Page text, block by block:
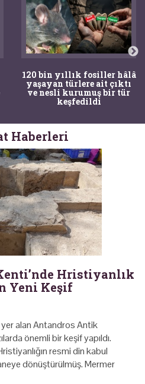
Bir torba kemik adli
tıpçıları şaşkına çevirdi,
kemiklerin sırrını
arkeologlar çözdü
Haberleri
Hristiyanlık
Yeni Keşif
yer alan Antandros Antik
önemli bir keşif yapıldı.
resmi din kabul
dönüştürülmüş. Mermer